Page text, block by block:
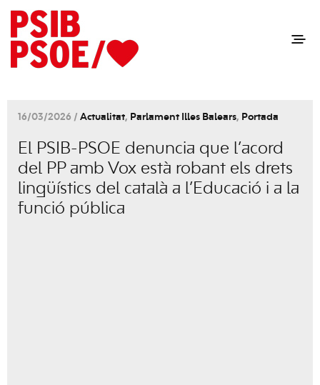
16/03/2026 / Actualitat, Parlament Illes Balears, Portada
El PSIB-PSOE denuncia que l’acord
del PP amb Vox està robant els drets
lingüístics del català a l’Educació i a la
funció pública